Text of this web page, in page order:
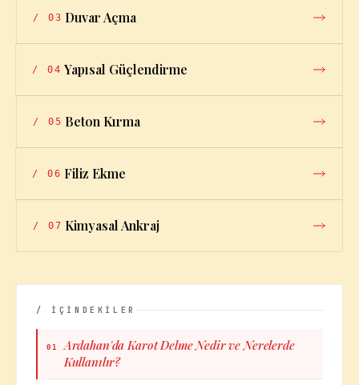
/ 03 Duvar Açma
/ 04 Yapısal Güçlendirme
/ 05 Beton Kırma
/ 06 Filiz Ekme
/ 07 Kimyasal Ankraj
/ İÇİNDEKİLER
01
Ardahan'da Karot Delme Nedir ve Nerelerde
Kullanılır?